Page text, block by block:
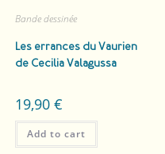
Bande dessinée
Les errances du Vaurien
de Cecilia Valagussa
19,90 €
Add to cart